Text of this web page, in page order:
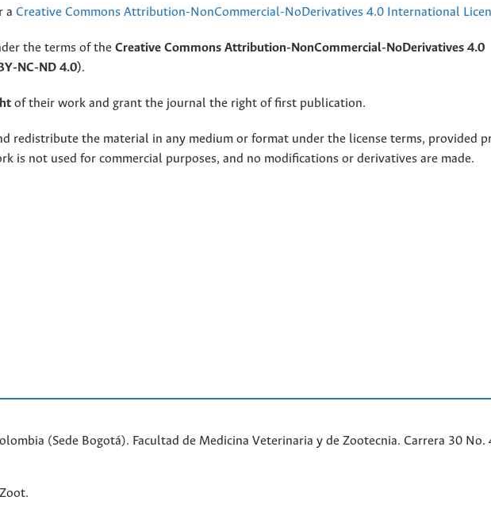
a Creative Commons Attribution-NonCommercial-NoDerivatives 4.0 International
the terms of the Creative Commons Attribution-NonCommercial-NoDerivatives 4.0
NC-ND 4.0).
of their work and grant the journal the right of first publication.
redistribute the material in any medium or format under the license terms, provided
is not used for commercial purposes, and no modifications or derivatives are made.
(Sede Bogotá). Facultad de Medicina Veterinaria y de Zootecnia. Carrera 30